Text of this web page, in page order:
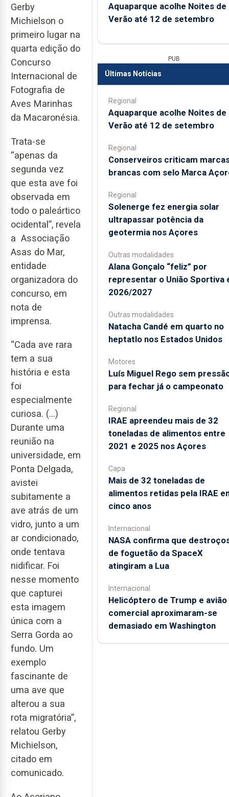
Gerby
Michielson o
primeiro lugar na
quarta edição do
Concurso
Internacional de
Fotografia de
Aves Marinhas
da Macaronésia.
Trata-se
“apenas da
segunda vez
que esta ave foi
observada em
todo o paleártico
ocidental”, revela
a Associação
Asas do Mar,
entidade
organizadora do
concurso, em
nota de
imprensa.
“Cada ave rara
tem a sua
história e esta
foi
especialmente
curiosa. (...)
Durante uma
reunião na
universidade, em
Ponta Delgada,
avistei
subitamente a
ave atrás de um
vidro, junto a um
ar condicionado,
onde tentava
nidificar. Foi
nesse momento
que capturei
esta imagem
única com a
Serra Gorda ao
fundo. Um
exemplo
fascinante de
uma ave que
alterou a sua
rota migratória”,
relatou Gerby
Michielson,
citado em
comunicado.
Aquaparque acolhe Noites de
Verão até 12 de setembro
PUB
Últimas Notícias
Regional
Aquaparque acolhe Noites de
Verão até 12 de setembro
Regional
Conserveiros criticam
brancas com selo Marca
Regional
Solenerge fez energia solar
ultrapassar potência da
geotermia nos Açores
Outras modalidades
Alana Gonçalo “feliz” por
representar o União Sportiva
2026/2027
Outras modalidades
Natacha Candé em quarto no
heptatlo nos Estados Unidos
Motores
Luís Miguel Rego sem
para fechar já o campeonato
Regional
IRAE apreendeu mais de 32
toneladas de alimentos entre
2021 e 2025 nos Açores
Capa
Mais de 32 toneladas de
alimentos retidas pela IRAE
cinco anos
Internacional
NASA confirma que
de foguetão da SpaceX
atingiram a Lua
Internacional
Helicóptero de Trump e avião
comercial aproximaram-se
demasiado em Washington